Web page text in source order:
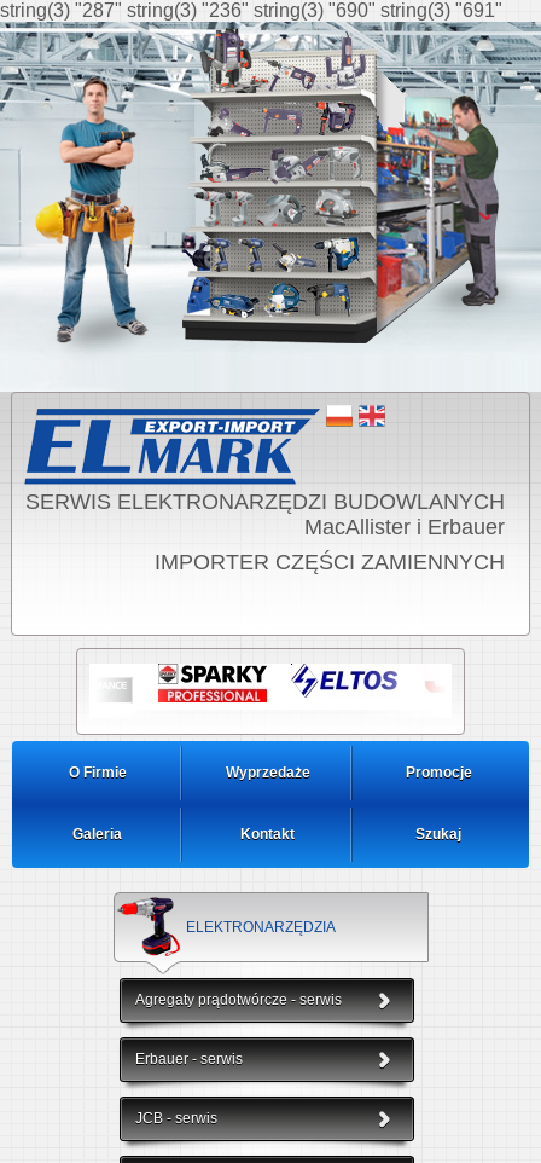
string(3) "287" string(3) "236" string(3) "690" string(3) "691"
SERWIS ELEKTRONARZĘDZI BUDOWLANYCH
MacAllister i Erbauer
IMPORTER CZĘŚCI ZAMIENNYCH
O Firmie Wyprzedaże Promocje
Galeria Kontakt Szukaj
ELEKTRONARZĘDZIA
Agregaty prądotwórcze - serwis
Erbauer - serwis
JCB - serwis